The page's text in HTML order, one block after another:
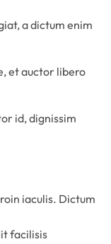
a dictum enim
et auctor libero
id, dignissim
iaculis. Dictum
facilisis